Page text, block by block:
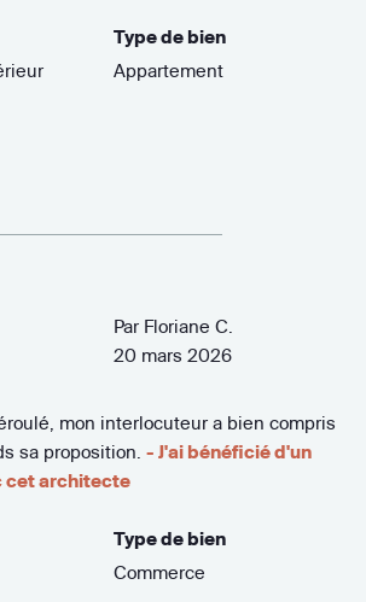
Type de bien
Appartement
Par Floriane C.
20 mars 2026
mon interlocuteur a bien compris
sa proposition. - J'ai bénéficié d'un
cet architecte
Type de bien
Commerce